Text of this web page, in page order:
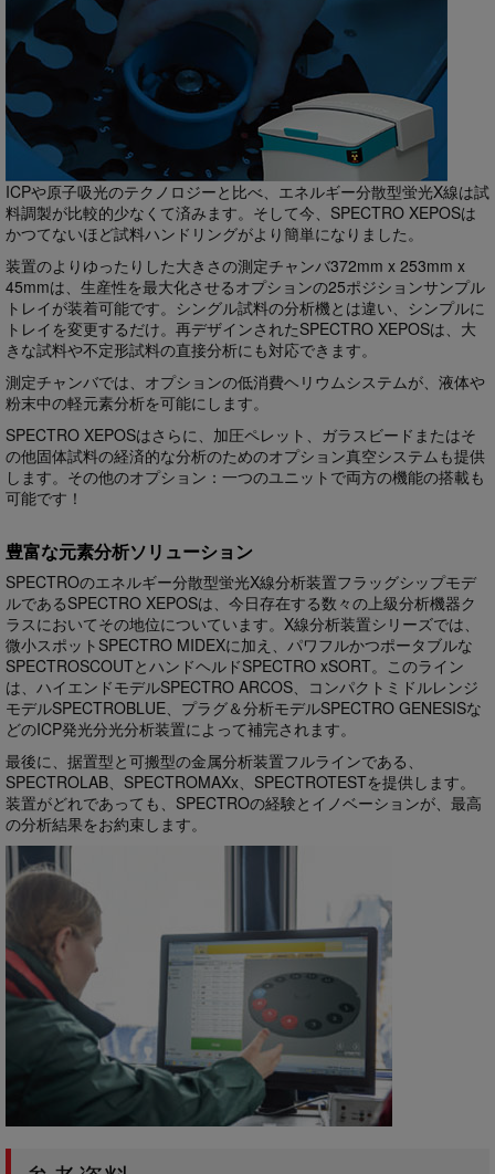
ICPや原子吸光のテクノロジーと比べ、エネルギー分散型蛍光X線は試
料調製が比較的少なくて済みます。そして今、SPECTRO XEPOSは
かつてないほど試料ハンドリングがより簡単になりました。
装置のよりゆったりした大きさの測定チャンバ372mm x 253mm x
45mmは、生産性を最大化させるオプションの25ポジションサンプル
トレイが装着可能です。シングル試料の分析機とは違い、シンプルに
トレイを変更するだけ。再デザインされたSPECTRO XEPOSは、大
きな試料や不定形試料の直接分析にも対応できます。
測定チャンバでは、オプションの低消費ヘリウムシステムが、液体や
粉末中の軽元素分析を可能にします。
SPECTRO XEPOSはさらに、加圧ペレット、ガラスビードまたはそ
の他固体試料の経済的な分析のためのオプション真空システムも提供
します。その他のオプション：一つのユニットで両方の機能の搭載も
可能です！
豊富な元素分析ソリューション
SPECTROのエネルギー分散型蛍光X線分析装置フラッグシップモデ
ルであるSPECTRO XEPOSは、今日存在する数々の上級分析機器ク
ラスにおいてその地位についています。X線分析装置シリーズでは、
微小スポットSPECTRO MIDEXに加え、パワフルかつポータブルな
SPECTROSCOUTとハンドヘルドSPECTRO xSORT。このライン
は、ハイエンドモデルSPECTRO ARCOS、コンパクトミドルレンジ
モデルSPECTROBLUE、プラグ＆分析モデルSPECTRO GENESISな
どのICP発光分光分析装置によって補完されます。
最後に、据置型と可搬型の金属分析装置フルラインである、
SPECTROLAB、SPECTROMAXx、SPECTROTESTを提供します。
装置がどれであっても、SPECTROの経験とイノベーションが、最高
の分析結果をお約束します。